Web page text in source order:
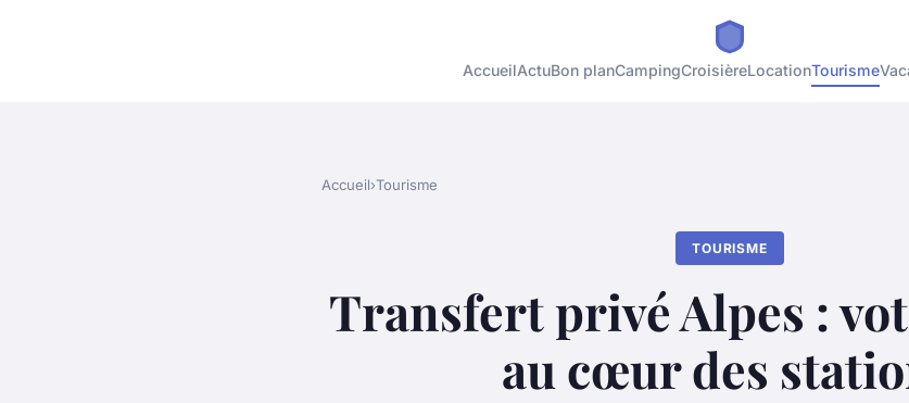
AccueilActuBon planCampingCroisièreLocationTourisme
Accueil›Tourisme
TOURISME
Transfert privé Alpes :
au cœur des